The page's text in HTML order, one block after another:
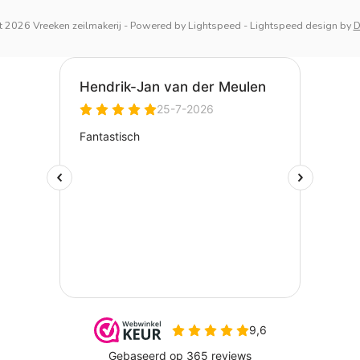
Vreeken zeilmakerij - Powered by Lightspeed - Lightspeed design by